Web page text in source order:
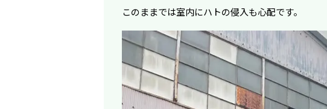
このままでは室内にハトの侵入も心配です。